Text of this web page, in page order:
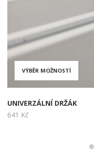
VÝBĚR MOŽNOSTÍ
UNIVERZÁLNÍ DRŽÁK
641 Kč